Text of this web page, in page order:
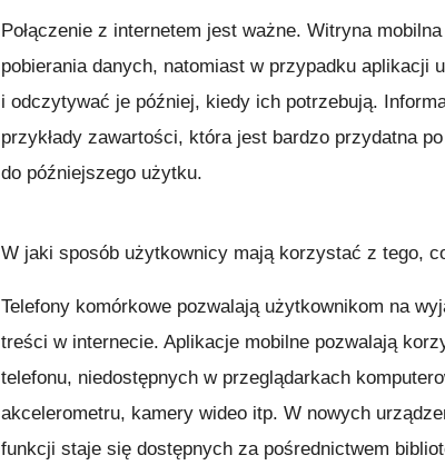
Połączenie z internetem jest ważne. Witryna
pobierania danych, natomiast w przypadku aplikacji
i odczytywać je później, kiedy ich potrzebują.
przykłady zawartości, która jest bardzo przydatna
do późniejszego użytku.
W jaki sposób użytkownicy mają korzystać z tego,
Telefony komórkowe pozwalają użytkownikom na
treści w internecie. Aplikacje mobilne pozwalają
telefonu, niedostępnych w przeglądarkach
akcelerometru, kamery wideo itp. W nowych
funkcji staje się dostępnych za pośrednictwem